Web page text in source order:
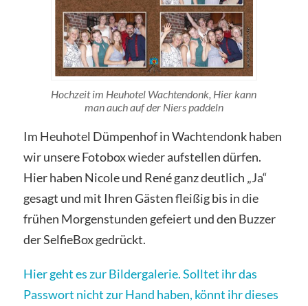
Hochzeit im Heuhotel Wachtendonk, Hier kann
man auch auf der Niers paddeln
Im Heuhotel Dümpenhof in Wachtendonk haben
wir unsere Fotobox wieder aufstellen dürfen.
Hier haben Nicole und René ganz deutlich „Ja“
gesagt und mit Ihren Gästen fleißig bis in die
frühen Morgenstunden gefeiert und den Buzzer
der SelfieBox gedrückt.
Hier geht es zur Bildergalerie. Solltet ihr das
Passwort nicht zur Hand haben, könnt ihr dieses